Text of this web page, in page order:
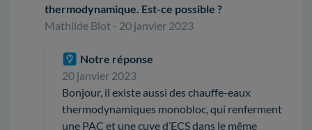
thermodynamique. Est-ce possible ?
Mathilde Blot - 20 janvier 2023
Notre réponse
20 janvier 2023
Bonjour, il existe aussi des chauffe-eaux
thermodynamiques monobloc, qui renferment
une PAC et une cuve d’ECS dans le même